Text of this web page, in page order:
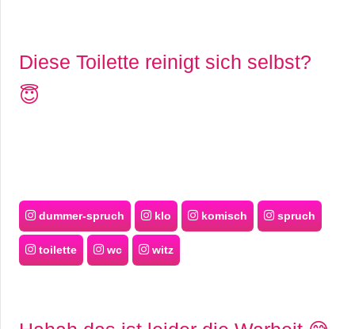
Diese Toilette reinigt sich selbst?
😇
dummer-spruch klo komisch spruch
toilette wc witz